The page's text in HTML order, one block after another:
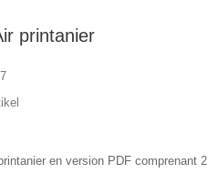
printanier
en version PDF comprenant 2